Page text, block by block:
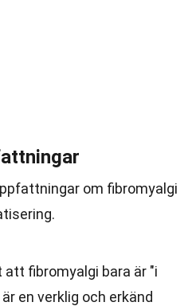
om fibromyalgi
fibromyalgi bara är "i
en verklig och erkänd